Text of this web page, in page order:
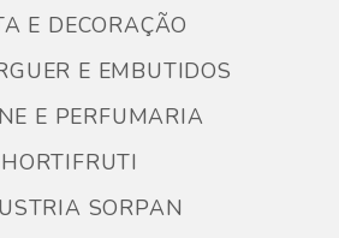
E DECORAÇÃO
E EMBUTIDOS
E PERFUMARIA
HORTIFRUTI
SORPAN